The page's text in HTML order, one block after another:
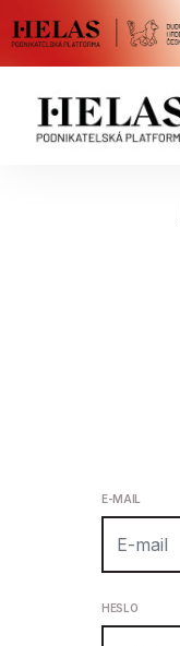
E-MAIL
HESLO